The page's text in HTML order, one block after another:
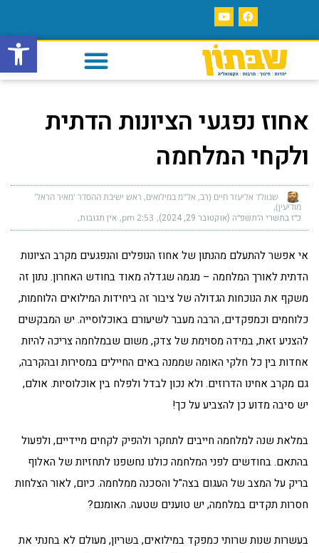
פתח
אחוז נפגעי הציונות הדתית
ולקחי המלחמה
שנוולד אליעזר חיים (רב, אל"מ במילואים, ראש ישיבת ההסדר 'מאיר הראל'
מודיעין)
כ״ז בתשרי ה׳תשפ״ה (אוקטובר 29, 2024) 2:53 pm אין תגובות
אי אפשר להתעלם מהנתון של אחוז הנופלים והנפגעים מקרב הציונות
הדתית לאורך המלחמה – מגמה שגדלה מאוד בחודש האחרון. נתון זה
משקף את הנוכחות הגדולה של ציבור זה ביחידות המילואים הלוחמות,
כלוחמים וכמפקדים, הרבה מעבר לשיעורם באוכלוסייה. יש המבקשים
להצניע זאת, במידה מסוימת של צדק, משום שבמלחמה צריכה להיות
אחדות בין כל חלקי האומה שממנה באים החיילים במסירות ובהקרבה,
גם מקרב אחינו הדרוזים. ולא נכון לבדל ולפלח בין אוכלוסיות. אולם,
יש סיבה מדוע כן להצביע על כך!
במלאת שנה למלחמה חייבים לתחקר ולהפיק לקחים מיידיים, ולפעול
בהתאם. בחודשים לפני המלחמה כולנו נחשפנו לתחזיות של האלוף
בריק על המצב של העגום בצה"ל והסכנה ממלחמה. כיום, לאור הצלחות
חסרות תקדים במלחמה, יש טוענים שטעה. האומנם?
בעשרות שנות שרותי כמפקד במילואים, בשריון, מעולם לא בחנתי את